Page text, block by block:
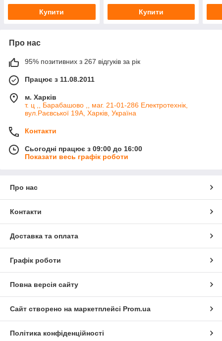
Купити Купити
Про нас
95% позитивних з 267 відгуків за рік
Працює з 11.08.2011
м. Харків
т. ц ,, Барабашово ,, маг. 21-01-286 Електротехнік,
вул.Раєвської 19А, Харків, Україна
Контакти
Сьогодні працює з 09:00 до 16:00
Показати весь графік роботи
Про нас
Контакти
Доставка та оплата
Графік роботи
Повна версія сайту
Сайт створено на маркетплейсі Prom.ua
Політика конфіденційності